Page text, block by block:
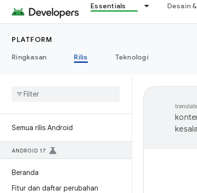
Essentials Desain
PLATFORM
Ringkasan
Rilis Teknologi
Semua rilis Android
ANDROID 17
Beranda
Fitur dan daftar perubahan